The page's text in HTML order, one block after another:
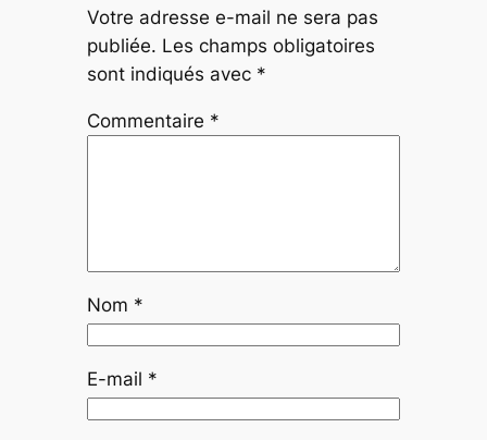
Votre adresse e-mail ne sera pas
publiée. Les champs obligatoires
sont indiqués avec *
Commentaire *
Nom *
E-mail *